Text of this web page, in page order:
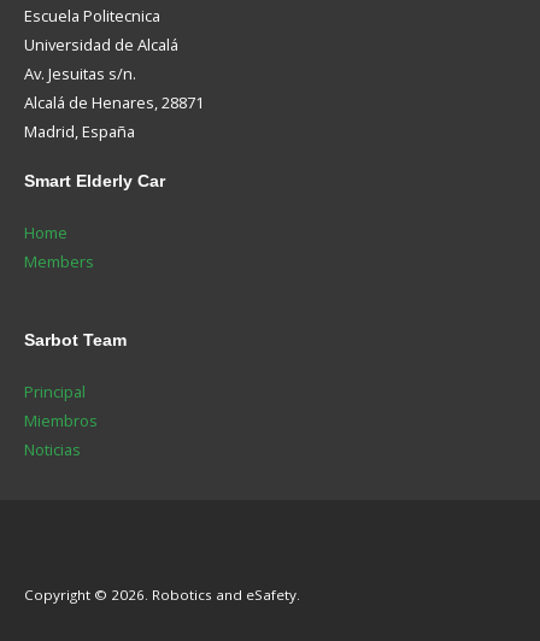
Escuela Politecnica
Universidad de Alcalá
Av. Jesuitas s/n.
Alcalá de Henares, 28871
Madrid, España
Smart Elderly Car
Home
Members
Sarbot Team
Principal
Miembros
Noticias
Copyright © 2026. Robotics and eSafety.